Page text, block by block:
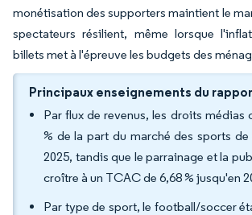
monétisation des supporters maintient le
spectateurs résilient, même lorsque
billets met à l'épreuve les budgets des
Principaux enseignements du
Par flux de revenus, les droits médias
% de la part du marché des sports de
2025, tandis que le parrainage et la
croître à un TCAC de 6,68 % jusqu'en
Par type de sport, le football/soccer